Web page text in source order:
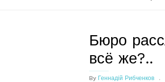
Бюро
всё же?..
By Геннадій Рибченков